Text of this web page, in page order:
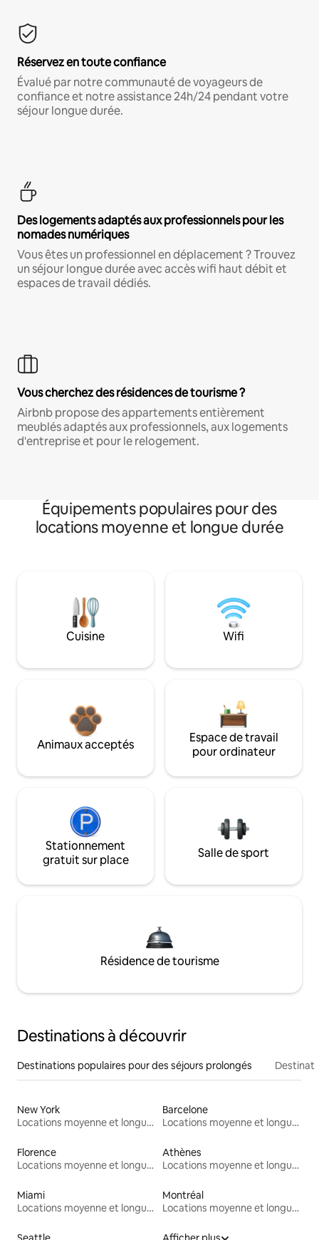
Réservez en toute confiance
Évalué par notre communauté de voyageurs de
confiance et notre assistance 24h/24 pendant votre
séjour longue durée.
Des logements adaptés aux professionnels pour les
nomades numériques
Vous êtes un professionnel en déplacement ? Trouvez
un séjour longue durée avec accès wifi haut débit et
espaces de travail dédiés.
Vous cherchez des résidences de tourisme ?
Airbnb propose des appartements entièrement
meublés adaptés aux professionnels, aux logements
d'entreprise et pour le relogement.
Équipements populaires pour des
locations moyenne et longue durée
Cuisine Wifi
Animaux acceptés
Espace de travail
pour ordinateur
Stationnement
gratuit sur place
Salle de sport
Résidence de tourisme
Destinations à découvrir
Destinations populaires pour des séjours prolongés
New York
Locations moyenne et longue durée
Barcelone
Locations moyenne et longue durée
Florence
Locations moyenne et longue durée
Athènes
Locations moyenne et longue durée
Miami
Locations moyenne et longue durée
Montréal
Locations moyenne et longue durée